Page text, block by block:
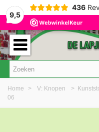
9,5
436
Home > V: Knopen >
06